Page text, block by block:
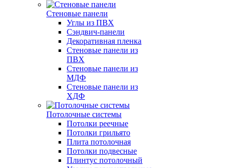
Стеновые панели
Углы из ПВХ
Сэндвич-панели
Декоративная пленка
Стеновые панели из
ПВХ
Стеновые панели из
МДФ
Стеновые панели из
ХДФ
Потолочные системы
Потолки реечные
Потолки грильято
Плита потолочная
Потолки подвесные
Плинтус потолочный